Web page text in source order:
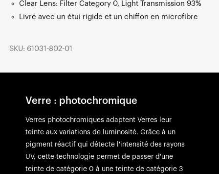
Clear Lens: Filter Category 0, Light Transmission 93%
Livré avec un étui rigide et un chiffon en microfibre
SKU: 61031-802-01
Verre : photochromique
Verres photochromiques adaptent Verres leur
teinte aux variations de luminosité. Grâce à un
pigment réactif qui détecte l'intensité des rayons
UV, cette technologie permet de passer d'une
teinte de catégorie 0 à une teinte de catégorie 3